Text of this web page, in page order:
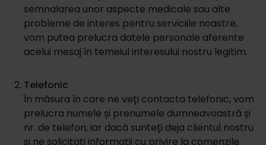
semnalarea unor aspecte medicale sau alte
probleme de interes pentru serviciile noastre,
vom putea prelucra datele personale aferente
acelui mesaj în temeiul interesului nostru legitim.
Telefonic
În măsura în care ne veți contacta telefonic, vom
prelucra numele și prenumele dumneavoastră și
nr. de telefon, iar dacă sunteți deja clientul nostru
și ne solicitați informații cu privire la comenzile